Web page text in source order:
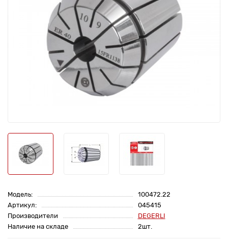
Модель:
100472.22
Артикул:
045415
Производители
DEGERLI
Наличие на складе
2шт.